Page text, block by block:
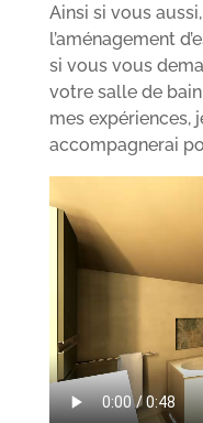
Ainsi si vous
l’aménagement
si vous vous
votre salle de bain
mes expériences,
accompagnerai